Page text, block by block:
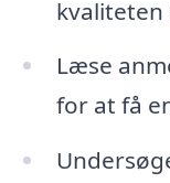
kvaliteten
Læse
for at få